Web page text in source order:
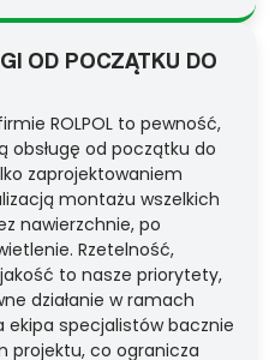
OD POCZĄTKU DO
ROLPOL to pewność,
obsługę od początku do
zaprojektowaniem
montażu wszelkich
nawierzchnie, po
Rzetelność,
to nasze priorytety,
działanie w ramach
ekipa specjalistów bacznie
projektu, co ogranicza